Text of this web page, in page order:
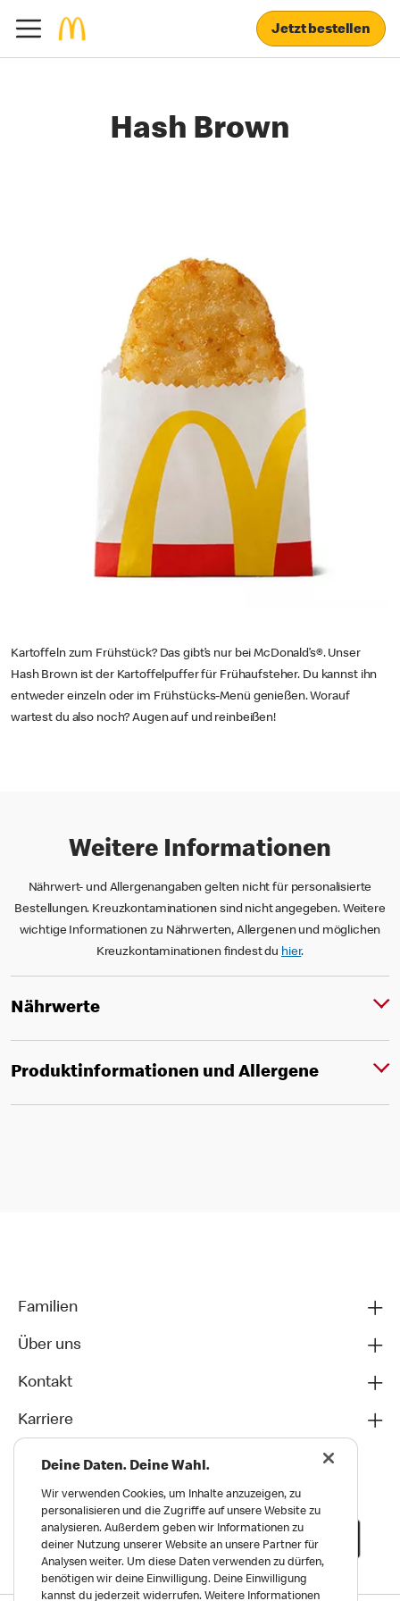
Jetzt bestellen
Hash Brown
Kartoffeln zum Frühstück? Das gibt’s nur bei McDonald’s®. Unser
Hash Brown ist der Kartoffelpuffer für Frühaufsteher. Du kannst ihn
entweder einzeln oder im Frühstücks-Menü genießen. Worauf
wartest du also noch? Augen auf und reinbeißen!
Weitere Informationen
Nährwert- und Allergenangaben gelten nicht für personalisierte
Bestellungen. Kreuzkontaminationen sind nicht angegeben. Weitere
wichtige Informationen zu Nährwerten, Allergenen und möglichen
Kreuzkontaminationen findest du hier.
Nährwerte
Produktinformationen und Allergene
Familien
Über uns
Kontakt
Karriere
Deine Daten. Deine Wahl.
Wir verwenden Cookies, um Inhalte anzuzeigen, zu
personalisieren und die Zugriffe auf unsere Website zu
analysieren. Außerdem geben wir Informationen zu
deiner Nutzung unserer Website an unsere Partner für
Analysen weiter. Um diese Daten verwenden zu dürfen,
benötigen wir deine Einwilligung. Deine Einwilligung
kannst du jederzeit widerrufen. Weitere Informationen